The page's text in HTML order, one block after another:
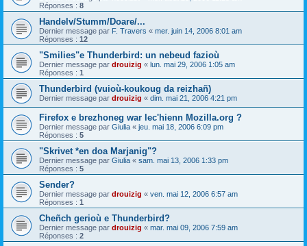
Réponses : 8
Handelv/Stumm/Doare/...
Dernier message par F. Travers « mer. juin 14, 2006 8:01 am
Réponses : 12
"Smilies"e Thunderbird: un nebeud fazioù
Dernier message par drouizig « lun. mai 29, 2006 1:05 am
Réponses : 1
Thunderbird (vuioù-koukoug da reizhañ)
Dernier message par drouizig « dim. mai 21, 2006 4:21 pm
Firefox e brezhoneg war lec'hienn Mozilla.org ?
Dernier message par Giulia « jeu. mai 18, 2006 6:09 pm
Réponses : 5
"Skrivet *en doa Marjanig"?
Dernier message par Giulia « sam. mai 13, 2006 1:33 pm
Réponses : 5
Sender?
Dernier message par drouizig « ven. mai 12, 2006 6:57 am
Réponses : 1
Cheñch gerioù e Thunderbird?
Dernier message par drouizig « mar. mai 09, 2006 7:59 am
Réponses : 2